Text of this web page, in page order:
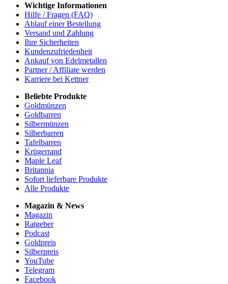
Wichtige Informationen
Hilfe / Fragen (FAQ)
Ablauf einer Bestellung
Versand und Zahlung
Ihre Sicherheiten
Kundenzufriedenheit
Ankauf von Edelmetallen
Partner / Affiliate werden
Karriere bei Kettner
Beliebte Produkte
Goldmünzen
Goldbarren
Silbermünzen
Silberbarren
Tafelbarren
Krügerrand
Maple Leaf
Britannia
Sofort lieferbare Produkte
Alle Produkte
Magazin & News
Magazin
Ratgeber
Podcast
Goldpreis
Silberpreis
YouTube
Telegram
Facebook